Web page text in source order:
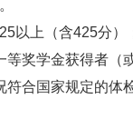
上（含425分）
学金获得者（或
合国家规定的体检